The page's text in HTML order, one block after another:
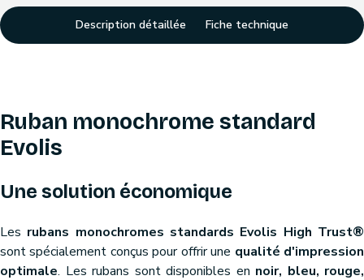
Description détaillée Fiche technique
Ruban monochrome standard
Evolis
Une solution économique
Les rubans monochromes standards Evolis High Trust®
sont spécialement conçus pour offrir une qualité d'impression
optimale. Les rubans sont disponibles en noir, bleu, rouge,